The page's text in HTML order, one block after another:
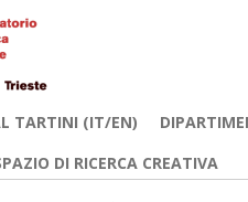
TARTINI (IT/EN)
DI RICERCA CREATIVA